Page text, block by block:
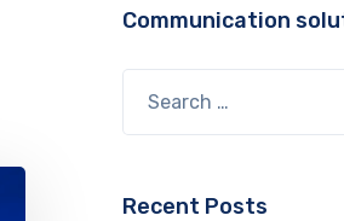
Communication
Recent Posts